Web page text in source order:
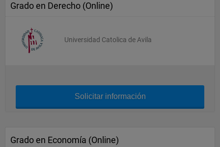
Grado en Derecho (Online)
Universidad Catolica de Avila
Solicitar información
Grado en Economía (Online)